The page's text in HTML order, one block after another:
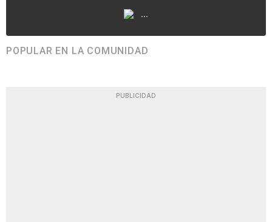
...
POPULAR EN LA COMUNIDAD
PUBLICIDAD